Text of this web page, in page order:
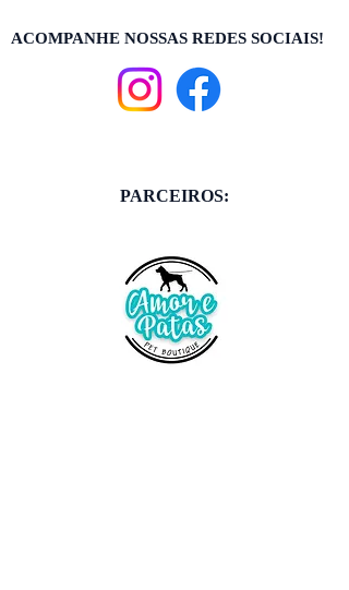
ACOMPANHE NOSSAS REDES SOCIAIS!
PARCEIROS: